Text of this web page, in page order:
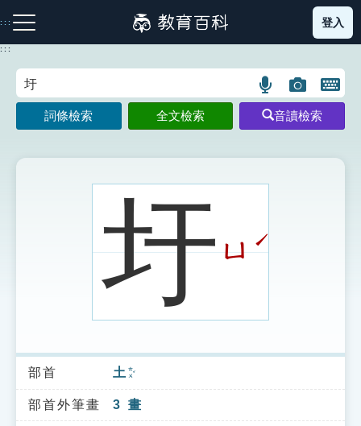
到
主
:::
注音索引圖示 筆畫索引圖示 部首索引表圖示
索引選單
知識索引
登入
:::
語
言
搜
示
圖
片
搜
開
鍵
圖
詞條檢索 全文檢索 音讀檢索
圩ㄩ ˊ
部首 土 ㄊㄨˇ
部首外筆畫 3 畫